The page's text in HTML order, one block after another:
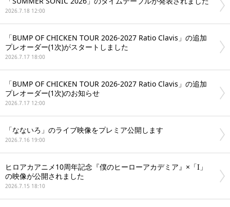
2026.7.18 12:00
「BUMP OF CHICKEN TOUR 2026-2027 Ratio Clavis」の追加
プレオーダー(1次)がスタートしました
2026.7.17 18:00
「BUMP OF CHICKEN TOUR 2026-2027 Ratio Clavis」の追加
プレオーダー(1次)のお知らせ
2026.7.17 12:00
「なないろ」のライブ映像をプレミア公開します
2026.7.16 19:00
ヒロアカアニメ10周年記念『僕のヒーローアカデミア』×「I」
の映像が公開されました
2026.7.15 18:10